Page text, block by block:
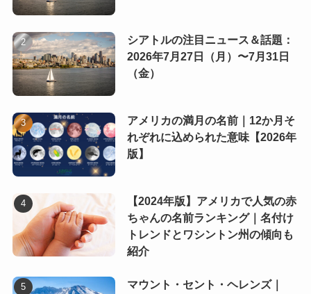
シアトルの注目ニュース＆話題：
2026年7月27日（月）〜7月31日
（金）
アメリカの満月の名前｜12か月そ
れぞれに込められた意味【2026年
版】
【2024年版】アメリカで人気の赤
ちゃんの名前ランキング｜名付け
トレンドとワシントン州の傾向も
紹介
マウント・セント・ヘレンズ｜